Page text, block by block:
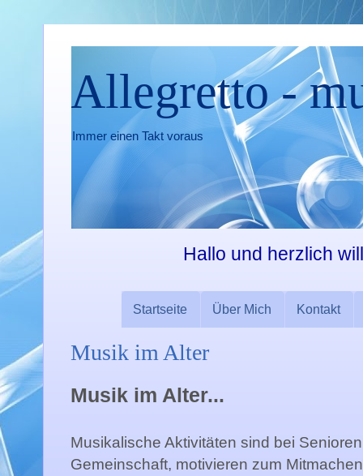
Allegretto -
Immer einen Takt voraus
Hallo und herzlich
Startseite Über Mich Kontakt
Musik im Alter
Musik im Alter...
Musikalische Aktivitäten sind bei
Gemeinschaft, motivieren zum